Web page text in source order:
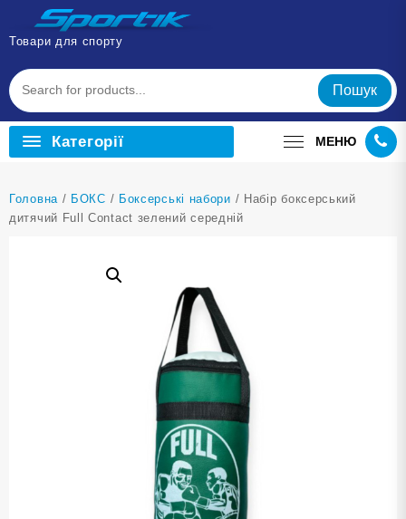
Перейти
вмісту
Товари для спорту
Пошук
Категорії МЕНЮ
Головна / БОКС / Боксерські набори / Набір боксерський
дитячий Full Contact зелений середній